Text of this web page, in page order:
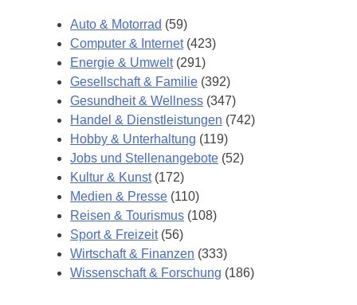
Auto & Motorrad (59)
Computer & Internet(423)
Energie & Umwelt(291)
Gesellschaft & Familie (392)
Gesundheit & Wellness (347)
Handel & Dienstleistungen (742)
Hobby & Unterhaltung (119)
Jobs und Stellenangebote (52)
Kultur & Kunst(172)
Medien & Presse (110)
Reisen & Tourismus (108)
Sport & Freizeit(56)
Wirtschaft & Finanzen (333)
Wissenschaft & Forschung (186)